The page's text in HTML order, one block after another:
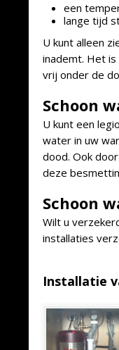
een
lange tijd
U kunt alleen
inademt. Het
vrij onder de
Schoon
U kunt een
water in uw
dood. Ook
deze
Schoon
Wilt u
installaties
Installatie